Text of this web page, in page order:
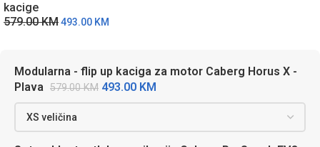
kacige
579.00KM493.00 KM
Modularna - flip up kaciga za motor Caberg Horus X -
Plava 579.00KM 493.00 KM